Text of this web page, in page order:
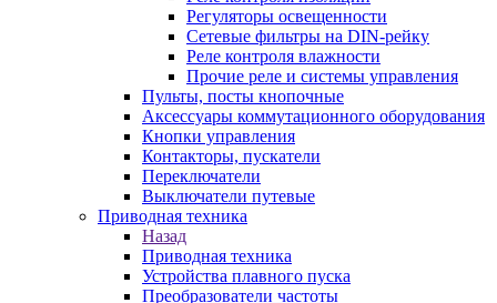
Регуляторы освещенности
Сетевые фильтры на DIN-рейку
Реле контроля влажности
Прочие реле и системы управления
Пульты, посты кнопочные
Аксессуары коммутационного оборудования
Кнопки управления
Контакторы, пускатели
Переключатели
Выключатели путевые
Приводная техника
Назад
Приводная техника
Устройства плавного пуска
Преобразователи частоты